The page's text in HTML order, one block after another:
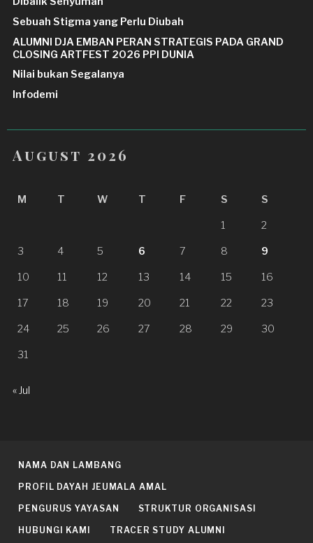
Sebuah Stigma yang Perlu Diubah
ALUMNI DJA EMBAN PERAN STRATEGIS PADA GRAND
CLOSING ARTFEST 2026 PPI DUNIA
Nilai bukan Segalanya
Infodemi
August 2026
M T W T F S S
1 2
3 4 5 6 7 8 9
10 11 12 13 14 15 16
17 18 19 20 21 22 23
24 25 26 27 28 29 30
31
« Jul
NAMA DAN LAMBANG
PROFIL DAYAH JEUMALA AMAL
PENGURUS YAYASAN STRUKTUR ORGANISASI
HUBUNGI KAMI TRACER STUDY ALUMNI